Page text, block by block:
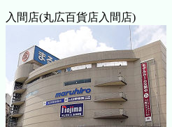
入間店(丸広百貨店入間店)